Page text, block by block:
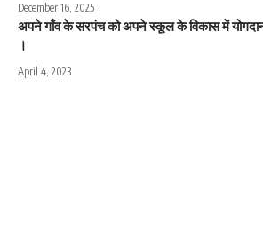
December 16, 2025
अपने गाँव के सरपंच को अपने स्कूल के विकास में योगदान
।
April 4, 2023